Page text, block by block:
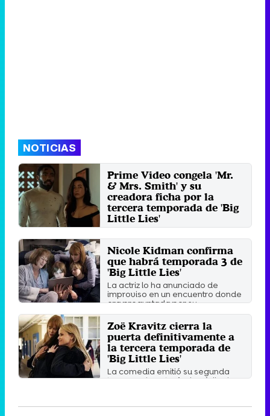
NOTICIAS
Prime Video congela 'Mr.
& Mrs. Smith' y su
creadora ficha por la
tercera temporada de 'Big
Little Lies'
La segunda temporada de la
serie de Amazon queda en el aire,
mientras que lo nuevo del ...
Viernes 12 Septiembre 2025 13:13
(ahora)
Nicole Kidman confirma
que habrá temporada 3 de
'Big Little Lies'
La actriz lo ha anunciado de
improviso en un encuentro donde
era preguntada por su ...
Sábado 18 Noviembre 2023 17:00
Zoë Kravitz cierra la
puerta definitivamente a
la tercera temporada de
'Big Little Lies'
La comedia emitió su segunda
temporada entre junio y julio de